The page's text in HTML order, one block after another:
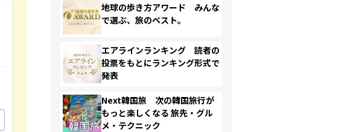
地球の歩き方アワード みんな
で選ぶ、旅のベスト。
エアラインランキング 読者の
投票をもとにランキング形式で
発表
Next韓国旅 次の韓国旅行が
もっと楽しくなる 旅先・グル
メ・テクニック